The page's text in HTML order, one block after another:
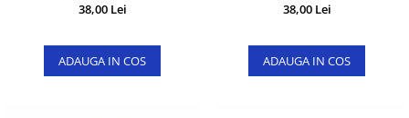
38,00 Lei
ADAUGA IN COS
38,00 Lei
ADAUGA IN COS